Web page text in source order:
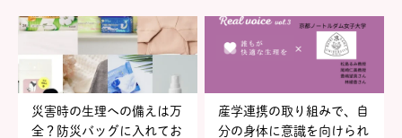
災害時の生理への備えは万
全？防災バッグに入れてお
産学連携の取り組みで、自
分の身体に意識を向けられ